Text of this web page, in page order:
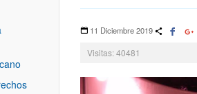
11 Diciembre 2019
Visitas: 40481